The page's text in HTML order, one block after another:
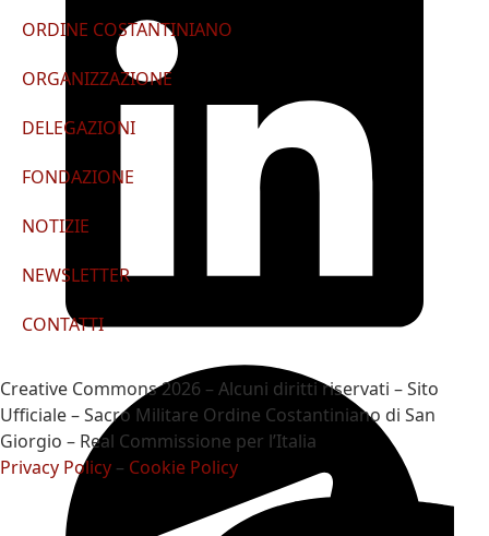
ORDINE COSTANTINIANO
ORGANIZZAZIONE
DELEGAZIONI
FONDAZIONE
NOTIZIE
NEWSLETTER
CONTATTI
Creative Commons 2026 – Alcuni diritti riservati – Sito
Ufficiale – Sacro Militare Ordine Costantiniano di San
Giorgio – Real Commissione per l’Italia
Privacy Policy – Cookie Policy